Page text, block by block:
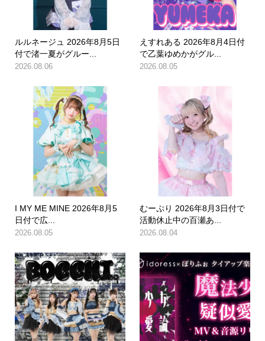
ルルネージュ 2026年8月5日
付で渚一夏がグルー...
2026.08.06
えすれある 2026年8月4日付
で乙葉ゆめかがグル...
2026.08.05
I MY ME MINE 2026年8月5
日付で広...
2026.08.05
むーぷり 2026年8月3日付で
活動休止中の百瀬あ...
2026.08.04